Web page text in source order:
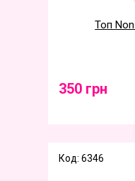
Топ
350 грн
Код: 6346